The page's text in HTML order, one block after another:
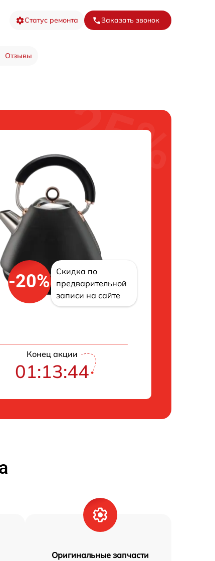
Статус ремонта Заказать звонок
Отзывы
-20%
Скидка по
предварительной
записи на сайте
Конец акции
01:13:43
Оригинальные запчасти